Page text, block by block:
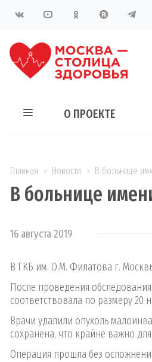
О ПРОЕКТЕ
Главная Новости В больнице
В больнице
16 августа 2019
В ГКБ им. О.М. Филатова г.
После проведения
соответствовала по размеру 20
Врачи удалили опухоль
сохранена, что крайне важно
Операция прошла без